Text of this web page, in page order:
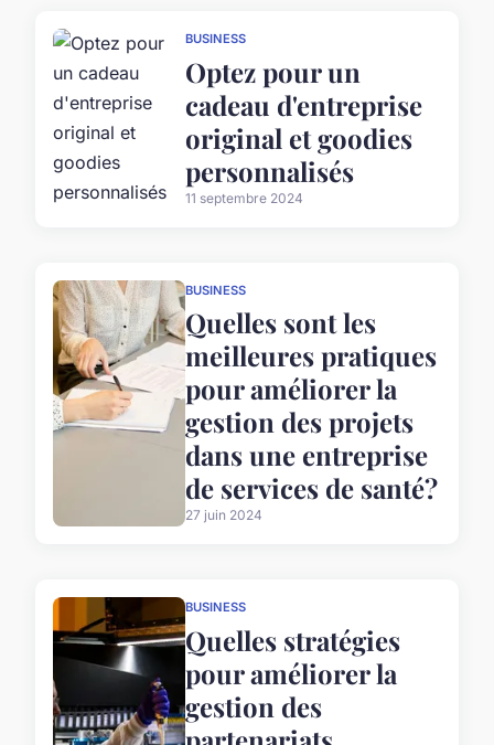
BUSINESS
Optez pour un
cadeau d'entreprise
original et goodies
personnalisés
11 septembre 2024
BUSINESS
Quelles sont les
meilleures pratiques
pour améliorer la
gestion des projets
dans une entreprise
de services de santé?
27 juin 2024
BUSINESS
Quelles stratégies
pour améliorer la
gestion des